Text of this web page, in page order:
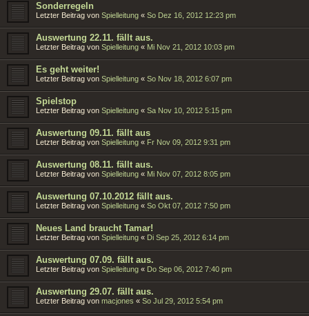
Sonderregeln
Letzter Beitrag von Spielleitung « So Dez 16, 2012 12:23 pm
Auswertung 22.11. fällt aus.
Letzter Beitrag von Spielleitung « Mi Nov 21, 2012 10:03 pm
Es geht weiter!
Letzter Beitrag von Spielleitung « So Nov 18, 2012 6:07 pm
Spielstop
Letzter Beitrag von Spielleitung « Sa Nov 10, 2012 5:15 pm
Auswertung 09.11. fällt aus
Letzter Beitrag von Spielleitung « Fr Nov 09, 2012 9:31 pm
Auswertung 08.11. fällt aus.
Letzter Beitrag von Spielleitung « Mi Nov 07, 2012 8:05 pm
Auswertung 07.10.2012 fällt aus.
Letzter Beitrag von Spielleitung « So Okt 07, 2012 7:50 pm
Neues Land braucht Tamar!
Letzter Beitrag von Spielleitung « Di Sep 25, 2012 6:14 pm
Auswertung 07.09. fällt aus.
Letzter Beitrag von Spielleitung « Do Sep 06, 2012 7:40 pm
Auswertung 29.07. fällt aus.
Letzter Beitrag von macjones « So Jul 29, 2012 5:54 pm